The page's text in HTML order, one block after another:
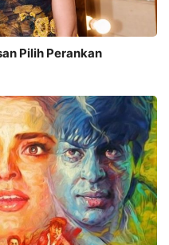
Pilih Perankan